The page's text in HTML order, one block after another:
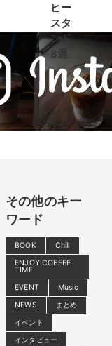
ヒー
スタ
ンド
8選
その他のキー
ワード
BOOK
Chill
ENJOY COFFEE
TIME
EVENT
Music
NEWS
まとめ
イベント
インタビュー